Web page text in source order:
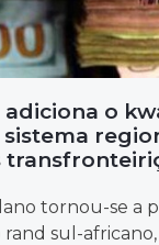
o
tornou-se a
sul-africano,